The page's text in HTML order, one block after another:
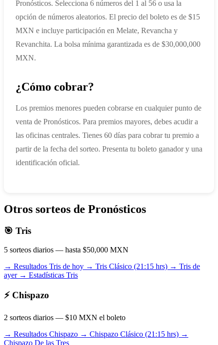
Pronósticos. Selecciona 6 números del 1 al 56 o usa la
opción de números aleatorios. El precio del boleto es de $15
MXN e incluye participación en Melate, Revancha y
Revanchita. La bolsa mínima garantizada es de $30,000,000
MXN.
¿Cómo cobrar?
Los premios menores pueden cobrarse en cualquier punto de
venta de Pronósticos. Para premios mayores, debes acudir a
las oficinas centrales. Tienes 60 días para cobrar tu premio a
partir de la fecha del sorteo. Presenta tu boleto ganador y una
identificación oficial.
Otros sorteos de Pronósticos
🎯 Tris
5 sorteos diarios — hasta $50,000 MXN
→ Resultados Tris de hoy → Tris Clásico (21:15 hrs) → Tris de
ayer → Estadísticas Tris
⚡ Chispazo
2 sorteos diarios — $10 MXN el boleto
→ Resultados Chispazo → Chispazo Clásico (21:15 hrs) →
Chispazo De las Tres